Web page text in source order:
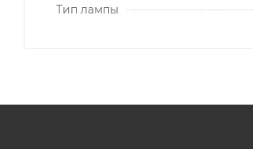
Тип лампы